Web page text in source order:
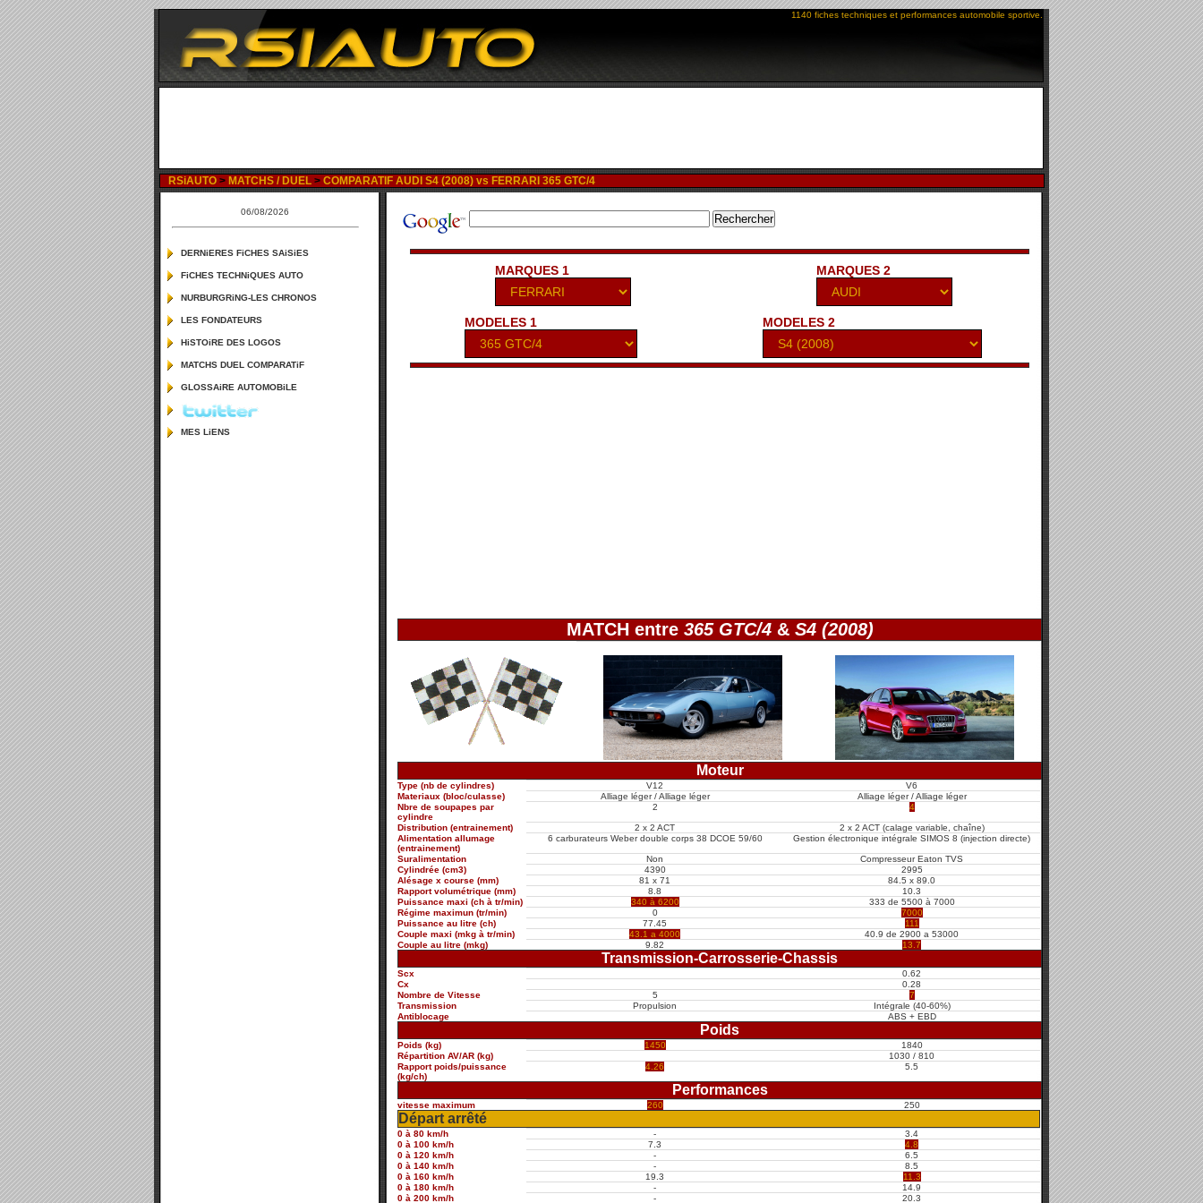
1140 fiches techniques et performances automobile sportive.
RSiAUTO > MATCHS / DUEL > COMPARATIF AUDI S4 (2008) vs FERRARI 365 GTC/4
MARQUES 1 MARQUES 2
MODELES 1 MODELES 2
MATCH entre 365 GTC/4& S4 (2008)
Moteur
Type (nb de cylindres) V12
V6
Materiaux (bloc/culasse)
Alliage léger / Alliage léger
Alliage léger / Alliage léger
Nbre de soupapes par
cylindre
2 4
Distribution (entrainement) 2 x 2 ACT
2 x 2 ACT (calage variable, chaîne)
Alimentation allumage
(entrainement)
6 carburateurs Weber double corps 38 DCOE 59/60 Gestion électronique intégrale SIMOS 8 (injection directe)
Suralimentation Non
Compresseur Eaton TVS
Cylindrée (cm3)
4390
2995
Alésage x course (mm)
81 x 71
84.5 x 89.0
Rapport volumétrique (mm)
8.8
10.3
Puissance maxi (ch à tr/min)
340 à 6200
333 de 5500 à 7000
Régime maximun (tr/min)
0
7000
Puissance au litre (ch)
77.45
111
Couple maxi (mkg à tr/min)
43.1 a 4000
40.9 de 2900 a 53000
Couple au litre (mkg)
9.82 13.7
Transmission-Carrosserie-Chassis
Scx
0.62
Cx
0.28
Nombre de Vitesse
5
7
Transmission
Propulsion
Intégrale (40-60%)
Antiblocage
ABS + EBD
Poids
Poids (kg) 1450
1840
Répartition AV/AR (kg)
1030 / 810
Rapport poids/puissance
(kg/ch)
4.26 5.5
Performances
vitesse maximum 260 250
Départ arrêté
0 à 80 km/h -
3.4
0 à 100 km/h
7.3
4.8
0 à 120 km/h
-
6.5
0 à 140 km/h
-
8.5
0 à 160 km/h
19.3
11.3
0 à 180 km/h
-
14.9
0 à 200 km/h
- 20.3
06/08/2026
DERNiERES FiCHES SAiSiES
FiCHES TECHNiQUES AUTO
NURBURGRiNG-LES CHRONOS
LES FONDATEURS
HiSTOiRE DES LOGOS
MATCHS DUEL COMPARATiF
GLOSSAiRE AUTOMOBiLE
MES LiENS